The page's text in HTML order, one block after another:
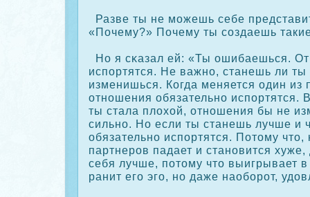
Разве ты не можешь себе
«Почему?» Почему ты сοздаешь
Но я сκазал ей: «Ты ошибаешься.
испортятся. Не важно, станешь ли
изменишься. Когда меняется один из
отношения обязательно испортятся.
ты стала плохой, отношения бы не
сильно. Но если ты станешь лучше и
обязательно испортятся. Потому что,
партнеров падает и становится хуже,
себя лучше, потому что выигрывает
ранит его эго, но даже наоборот,